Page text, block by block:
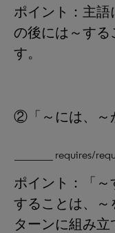
ポイント：主
の後には～する
す。
②「～には、～
_______ requires/
ポイント：「～
することは、
ターンに組み立